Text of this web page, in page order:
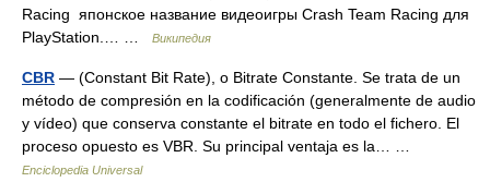
Racing японское название видеоигры Crash Team Racing для
PlayStation.… …
Википедия
CBR — (Constant Bit Rate), o Bitrate Constante. Se trata de un
método de compresión en la codificación (generalmente de audio
y vídeo) que conserva constante el bitrate en todo el fichero. El
proceso opuesto es VBR. Su principal ventaja es la… …
Enciclopedia Universal